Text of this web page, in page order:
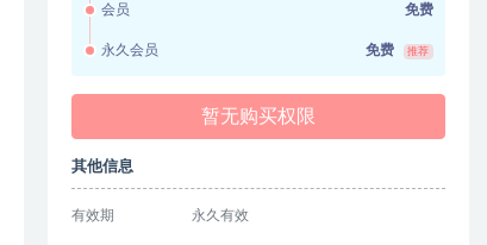
会员 免费
永久会员 免费 推荐
暂无购买权限
其他信息
有效期 永久有效